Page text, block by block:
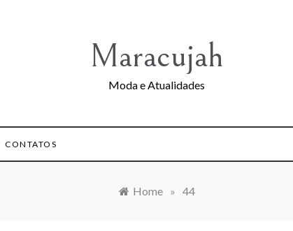
Maracujah
Moda e Atualidades
CONTATOS
Home » 44